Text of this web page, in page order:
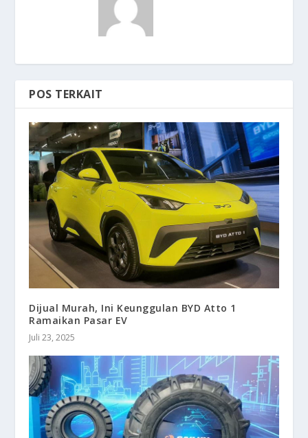
POS TERKAIT
Dijual Murah, Ini Keunggulan BYD Atto 1
Ramaikan Pasar EV
Juli 23, 2025